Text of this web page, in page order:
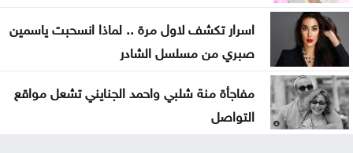
اسرار تكشف لاول مرة .. لماذا انسحبت ياسمين
صبري من مسلسل الشادر
مفاجأة منة شلبي واحمد الجنايني تشعل مواقع
التواصل